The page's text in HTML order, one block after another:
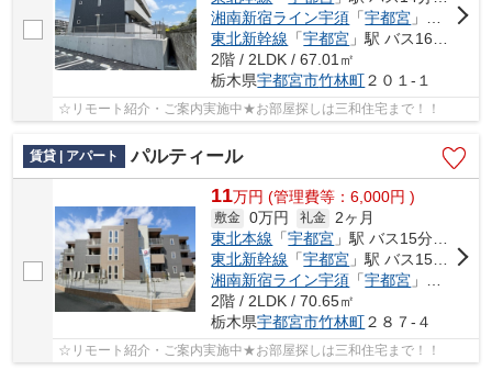
湘南新宿ライン宇須 「宇都宮 」駅 バス14分 「豊郷南小学校前」 停歩6分
東北新幹線 「宇都宮 」駅 バス16分 「豊郷南小学校前」 停歩10分
2階 / 2LDK / 67.01㎡
栃木県宇都宮市竹林町２０１-１
☆リモート紹介・ご案内実施中★お部屋探しは三和住宅まで！！
賃貸 | アパート パルティール
11万円 (管理費等：6,000円 )
敷金 0万円 礼金 2ヶ月
東北本線 「宇都宮 」駅 バス15分 「関東バス竹林」 停歩5分
東北新幹線 「宇都宮 」駅 バス15分 「関東バス竹林」 停歩5分
湘南新宿ライン宇須 「宇都宮 」駅 バス17分 「竹林」 停歩4分
2階 / 2LDK / 70.65㎡
栃木県宇都宮市竹林町２８７-４
☆リモート紹介・ご案内実施中★お部屋探しは三和住宅まで！！